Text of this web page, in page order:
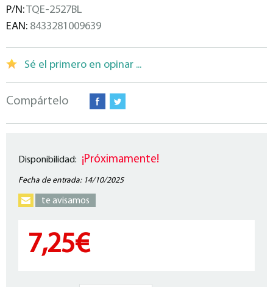
P/N:TQE-2527BL
EAN: 8433281009639
Sé el primero en opinar ...
Compártelo
Disponibilidad: ¡Próximamente!
Fecha de entrada: 14/10/2025
te avisamos
7,25€